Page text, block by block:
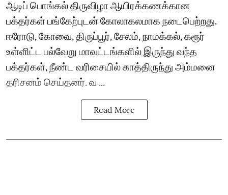
ஆடிப் பொங்கல் திருவிழா ஆயிரக்கணக்கான
பக்தர்கள் பங்கேற்புடன் கோலாகலமாக நடைபெற்றது.
ஈரோடு, கோவை, திருப்பூர், சேலம், நாமக்கல், கரூர்
உள்ளிட்ட பல்வேறு மாவட்டங்களில் இருந்து வந்த
பக்தர்கள், நீண்ட வரிசையில் காத்திருந்து அம்மனை
தரிசனம் செய்தனர். வ ...
Read More